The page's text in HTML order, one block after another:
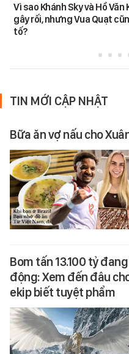
Vì sao Khánh Sky và Hồ Văn
gây rối, nhưng Vua Quạt
tố?
TIN MỚI CẬP NHẬT
Bữa ăn vợ nấu cho
Bom tấn 13.100 tỷ
động: Xem đến đâu
ekip biết tuyệt phẩm